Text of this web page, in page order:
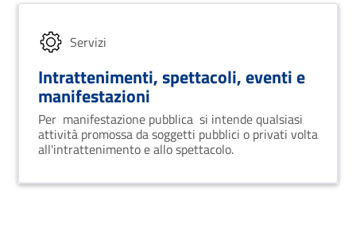
Servizi
Intrattenimenti, spettacoli, eventi e
manifestazioni
Per manifestazione pubblica si intende qualsiasi
attività promossa da soggetti pubblici o privati volta
all'intrattenimento e allo spettacolo.